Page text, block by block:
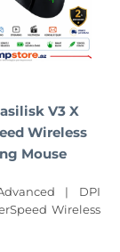
V3 X
Wireless
Mouse
| DPI
Wireless